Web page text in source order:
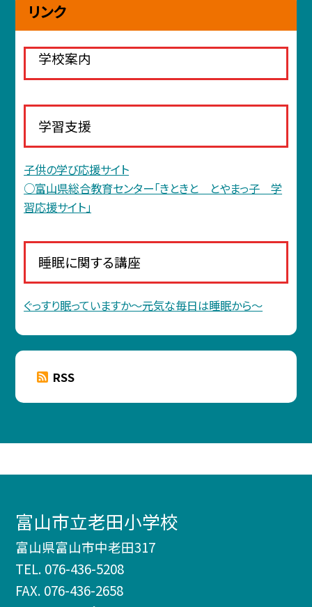
リンク
学校案内
学習支援
子供の学び応援サイト
○富山県総合教育センター「きときと とやまっ子 学
習応援サイト」
睡眠に関する講座
ぐっすり眠っていますか〜元気な毎日は睡眠から〜
RSS
富山市立老田小学校
富山県富山市中老田317
TEL. 076-436-5208
FAX. 076-436-2658